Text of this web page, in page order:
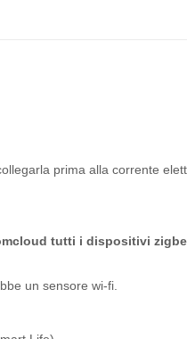
prima alla corrente
tutti i dispositivi
un sensore wi-fi.